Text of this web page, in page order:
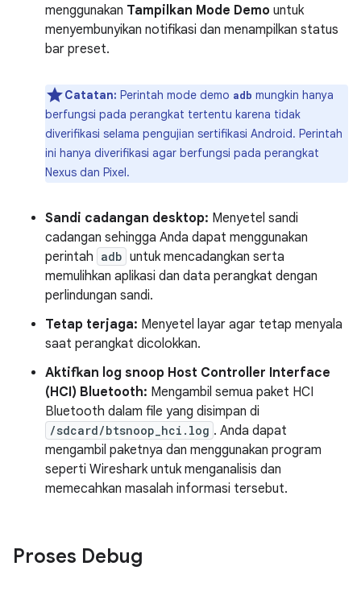
menggunakan Tampilkan Mode Demo untuk
menyembunyikan notifikasi dan menampilkan status
bar preset.
Catatan: Perintah mode demo adb mungkin hanya
berfungsi pada perangkat tertentu karena tidak
diverifikasi selama pengujian sertifikasi Android. Perintah
ini hanya diverifikasi agar berfungsi pada perangkat
Nexus dan Pixel.
Sandi cadangan desktop: Menyetel sandi
cadangan sehingga Anda dapat menggunakan
perintah adb untuk mencadangkan serta
memulihkan aplikasi dan data perangkat dengan
perlindungan sandi.
Tetap terjaga: Menyetel layar agar tetap menyala
saat perangkat dicolokkan.
Aktifkan log snoop Host Controller Interface
(HCI) Bluetooth: Mengambil semua paket HCI
Bluetooth dalam file yang disimpan di
/sdcard/btsnoop_hci.log . Anda dapat
mengambil paketnya dan menggunakan program
seperti Wireshark untuk menganalisis dan
memecahkan masalah informasi tersebut.
Proses Debug